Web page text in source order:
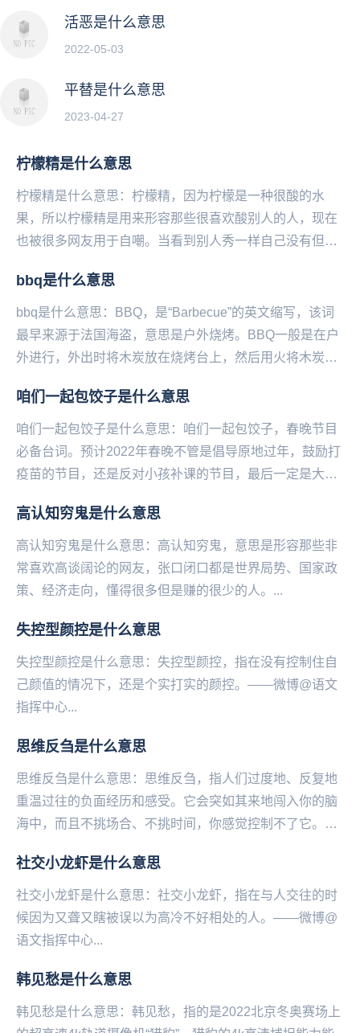
活恶是什么意思
2022-05-03
平替是什么意思
2023-04-27
柠檬精是什么意思
柠檬精是什么意思：柠檬精，因为柠檬是一种很酸的水
果，所以柠檬精是用来形容那些很喜欢酸别人的人，现在
也被很多网友用于自嘲。当看到别人秀一样自己没有但却
bbq是什么意思
bbq是什么意思：BBQ，是“Barbecue”的英文缩写，该词
最早来源于法国海盗，意思是户外烧烤。BBQ一般是在户
外进行，外出时将木炭放在烧烤台上，然后用火将木炭点
咱们一起包饺子是什么意思
咱们一起包饺子是什么意思：咱们一起包饺子，春‌‌‌‌‌‌‌‌‌‌‌‌‌晚节目
必备台词。预计2022年春晚不管是倡导原地过年，鼓励打
疫苗的节目，还是反对小孩补课的节目，最后一定是大家
高认知穷鬼是什么意思
高认知穷鬼是什么意思：高认知穷鬼，意思是形容那些非
常喜欢高谈阔论的网友，张口闭口都是世界局势、国家政
策、经济走向，懂得很多但是赚的很少的人。...
失控型颜控是什么意思
失控型颜控是什么意思：失控型颜控，指在没有控制住自
己颜值的情况下，还是个实打实的颜控。——微博@语文
指挥中心...
思维反刍是什么意思
思维反刍是什么意思：思维反刍，指人们过度地、反复地
重温过往的负面经历和感受。它会突如其来地闯入你的脑
海中，而且不挑场合、不挑时间，你感觉控制不了它。比
社交小龙虾是什么意思
社交小龙虾是什么意思：社交小龙虾，指在与人交往的时
候因为又聋又瞎被误以为高冷不好相处的人。——微博@
语文指挥中心...
韩见愁是什么意思
韩见愁是什么意思：韩见愁，指的是2022北京冬‌‌‌‌‌‌‌‌‌‌‌‌奥赛场上